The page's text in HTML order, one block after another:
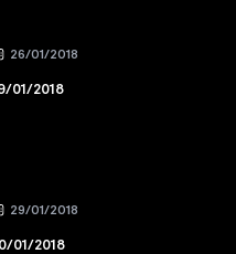
26/01/2018
01/2018
29/01/2018
01/2018